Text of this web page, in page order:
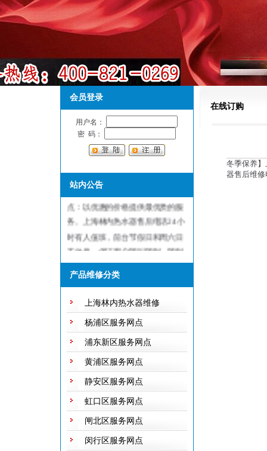
会员登录
用户名：
密 码：
站内公告
上海林内热水器售后维修服务中
心，是林内热水器指定维修服务网
点：以优惠的价格提供最优质的服
务。上海林内热水器售后电话24小
时有人值班，前台节假日和周六日
不休息，保证用户随叫随到，随到
随修欢迎来电！
产品维修分类
上海林内热水器维修
杨浦区服务网点
浦东新区服务网点
黄浦区服务网点
静安区服务网点
虹口区服务网点
闸北区服务网点
闵行区服务网点
在线订购
冬季保养
器售后维修